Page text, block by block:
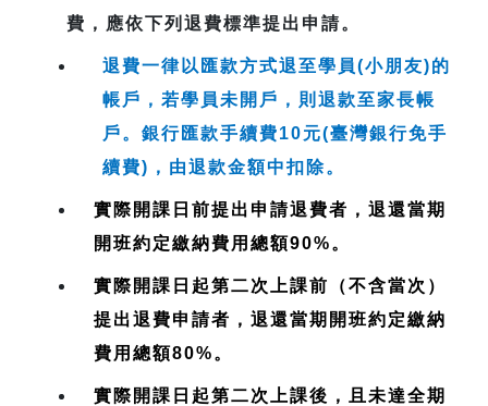
費，應依下列退費標準提出申請。
退費一律以匯款方式退至學員(小朋友)的
帳戶，若學員未開戶，則退款至家長帳
戶。銀行匯款手續費10元(臺灣銀行免手
續費)，由退款金額中扣除。
實際開課日前提出申請退費者，退還當期
開班約定繳納費用總額90%。
實際開課日起第二次上課前（不含當次）
提出退費申請者，退還當期開班約定繳納
費用總額80%。
實際開課日起第二次上課後，且未達全期